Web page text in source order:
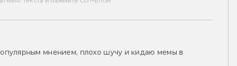
мнением, плохо шучу и кидаю мемы в